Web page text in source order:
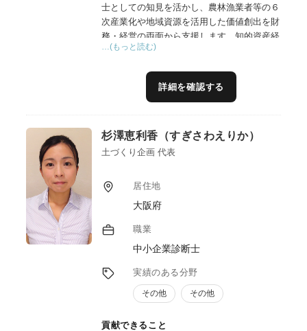
士としての知見を活かし、農林漁業者等の６
次産業化や地域資源を活用した価値創出を財
務・経営の両面から支援します。知的資産経
営（ローカルベンチマーク）を用いた現状把
の連携戦略を明確化。事業者に寄り添う伴走
型支援で、収益構造の改善と持続可能な経営
…(もっと読む)
詳細を確認する
杉澤恵利香（すぎさわえりか）
土づくり企画 代表
居住地
大阪府
職業
中小企業診断士
実績のある分野
その他 その他
貢献できること